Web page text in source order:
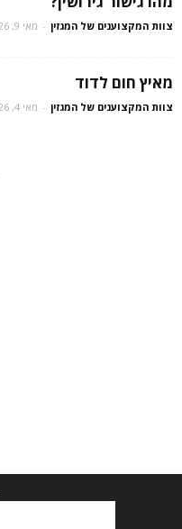
צוות המקצוענים של המגזין - מאי 9, 2026
מאיץ חום לדוד
צוות המקצוענים של המגזין - מאי 4, 2026